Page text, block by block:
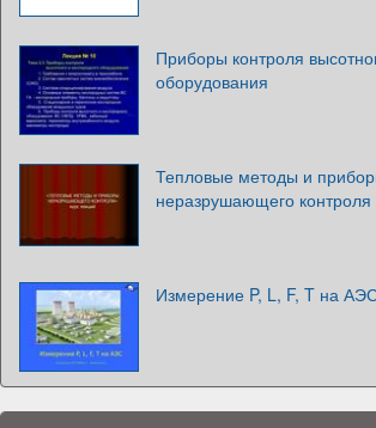
Приборы контроля
оборудования
Тепловые методы и
неразрушающего контроля
Измерение P, L, F, T на